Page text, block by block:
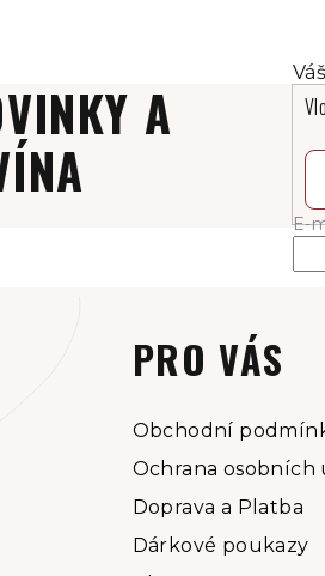
A
E-
PRO VÁS
Obchodní
Ochrana osobních
Doprava a Platba
Dárkové poukazy